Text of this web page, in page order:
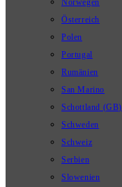
Norwegen
Österreich
Polen
Portugal
Rumänien
San Marino
Schottland (GB)
Schweden
Schweiz
Serbien
Slowenien